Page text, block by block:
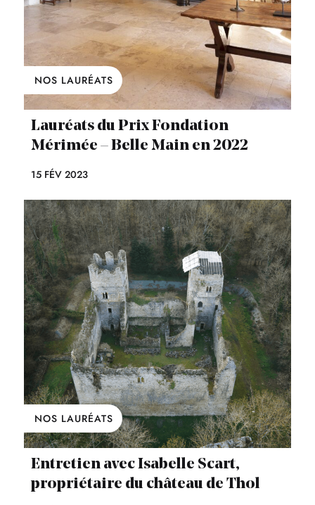
NOS LAURÉATS
Lauréats du Prix Fondation
Mérimée – Belle Main en 2022
15 FÉV 2023
NOS LAURÉATS
Entretien avec Isabelle Scart,
propriétaire du château de Thol